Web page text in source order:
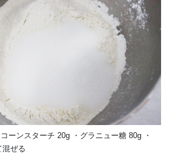
ーンスターチ 20g ・グラニュー糖 80g ・
混ぜる